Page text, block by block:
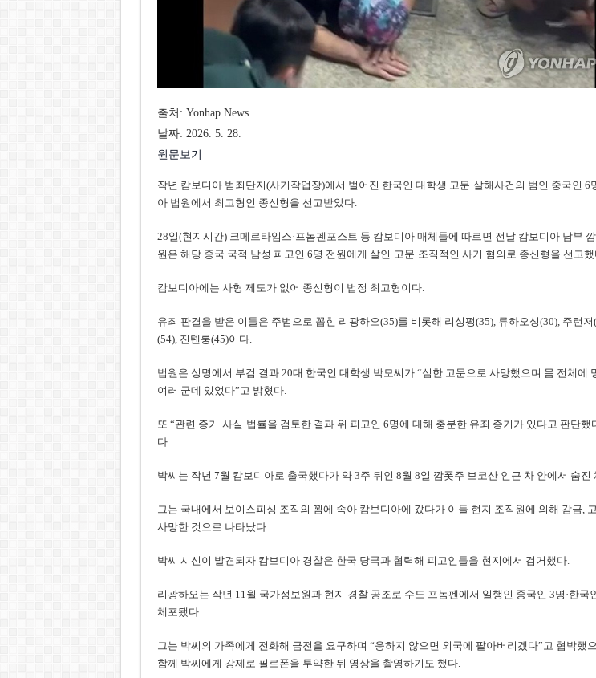
출처: Yonhap News
날짜: 2026. 5. 28.
원문보기
작년 캄보디아 범죄단지(사기작업장)에서 벌어진 한국인 대학생 고문·살해사건의 범인 중국인 6
아 법원에서 최고형인 종신형을 선고받았다.
28일(현지시간) 크메르타임스·프놈펜포스트 등 캄보디아 매체들에 따르면 전날 캄보디아 남부
원은 해당 중국 국적 남성 피고인 6명 전원에게 살인·고문·조직적인 사기 혐의로 종신형을 선고했
캄보디아에는 사형 제도가 없어 종신형이 법정 최고형이다.
유죄 판결을 받은 이들은 주범으로 꼽힌 리광하오(35)를 비롯해 리싱펑(35), 류하오싱(30), 주런저
(54), 진톈룽(45)이다.
법원은 성명에서 부검 결과 20대 한국인 대학생 박모씨가 “심한 고문으로 사망했으며 몸 전체에
여러 군데 있었다”고 밝혔다.
또 “관련 증거·사실·법률을 검토한 결과 위 피고인 6명에 대해 충분한 유죄 증거가 있다고 판단했
다.
박씨는 작년 7월 캄보디아로 출국했다가 약 3주 뒤인 8월 8일 깜폿주 보코산 인근 차 안에서 숨진
그는 국내에서 보이스피싱 조직의 꾐에 속아 캄보디아에 갔다가 이들 현지 조직원에 의해 감금,
사망한 것으로 나타났다.
박씨 시신이 발견되자 캄보디아 경찰은 한국 당국과 협력해 피고인들을 현지에서 검거했다.
리광하오는 작년 11월 국가정보원과 현지 경찰 공조로 수도 프놈펜에서 일행인 중국인 3명·한국
체포됐다.
그는 박씨의 가족에게 전화해 금전을 요구하며 “응하지 않으면 외국에 팔아버리겠다”고 협박했
함께 박씨에게 강제로 필로폰을 투약한 뒤 영상을 촬영하기도 했다.